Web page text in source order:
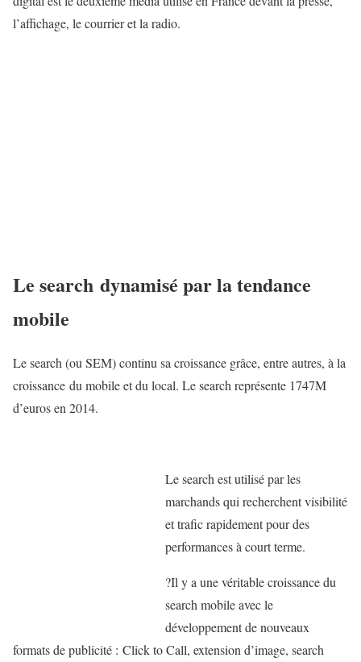
l’affichage, le courrier et la radio.
Le search dynamisé par la tendance
mobile
Le search (ou SEM) continu sa croissance grâce, entre autres, à la
croissance du mobile et du local. Le search représente 1747M
d’euros en 2014.
Le search est utilisé par les
marchands qui recherchent visibilité
et trafic rapidement pour des
performances à court terme.
?Il y a une véritable croissance du
search mobile avec le
développement de nouveaux
formats de publicité : Click to Call, extension d’image, search